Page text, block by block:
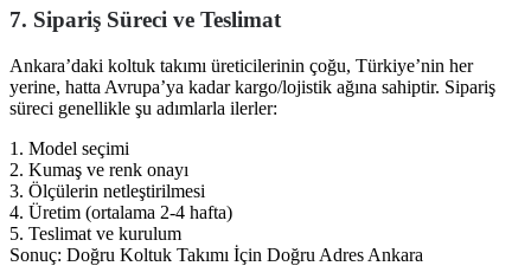
7. Sipariş Süreci ve Teslimat
Ankara’daki koltuk takımı üreticilerinin çoğu, Türkiye’nin her
yerine, hatta Avrupa’ya kadar kargo/lojistik ağına sahiptir. Sipariş
süreci genellikle şu adımlarla ilerler:
1. Model seçimi
2. Kumaş ve renk onayı
3. Ölçülerin netleştirilmesi
4. Üretim (ortalama 2-4 hafta)
5. Teslimat ve kurulum
Sonuç: Doğru Koltuk Takımı İçin Doğru Adres Ankara